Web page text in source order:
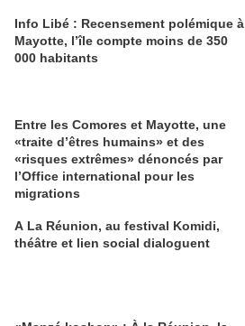
Info Libé : Recensement polémique à
Mayotte, l’île compte moins de 350
000 habitants
Entre les Comores et Mayotte, une
«traite d’êtres humains» et des
«risques extrêmes» dénoncés par
l’Office international pour les
migrations
A La Réunion, au festival Komidi,
théâtre et lien social dialoguent